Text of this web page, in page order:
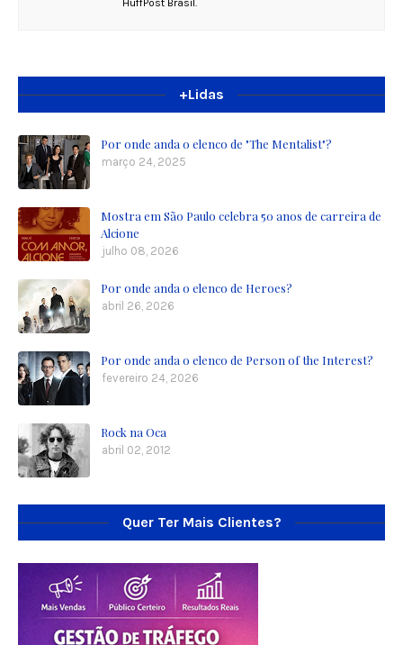
HuffPost Brasil.
+Lidas
Por onde anda o elenco de "The Mentalist"?
março 24, 2025
Mostra em São Paulo celebra 50 anos de carreira de
Alcione
julho 08, 2026
Por onde anda o elenco de Heroes?
abril 26, 2026
Por onde anda o elenco de Person of the Interest?
fevereiro 24, 2026
Rock na Oca
abril 02, 2012
Quer Ter Mais Clientes?